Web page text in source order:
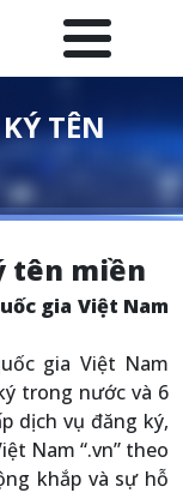
TÊN
tên miền
gia Việt Nam
gia Việt Nam
trong nước và 6
dịch vụ đăng ký,
Nam “.vn” theo
khắp và sự hỗ